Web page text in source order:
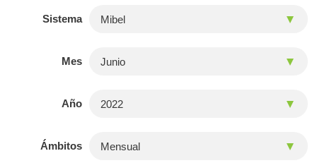
Sistema
Mes
Año
Ámbitos